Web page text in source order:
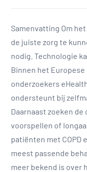
Samenvatting Om
de juiste zorg te
nodig. Technologie
Binnen het
onderzoekers
ondersteunt bij
Daarnaast zoeken
voorspellen of
patiënten met COPD
meest passende
meer bekend is over